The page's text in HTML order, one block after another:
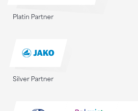
Platin Partner
Silver Partner